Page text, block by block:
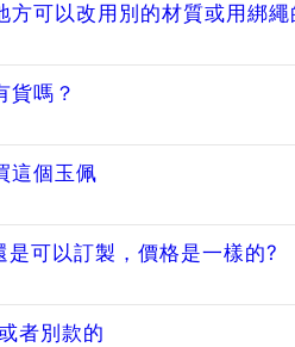
方可以改用別的材質或用綁
貨嗎？
這個玉佩
是可以訂製，價格是一樣的?
者別款的